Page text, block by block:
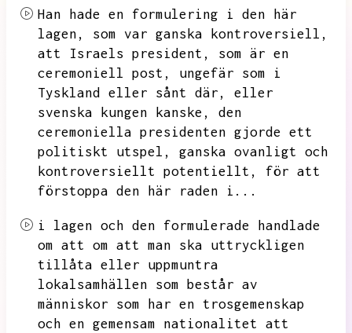
Han hade en formulering i den här
lagen,
som var ganska kontroversiell,
att Israels president,
som är en
ceremoniell post,
ungefär som i
Tyskland eller sånt där,
eller
svenska kungen kanske,
den
ceremoniella presidenten gjorde ett
politiskt utspel,
ganska ovanligt och
kontroversiellt potentiellt,
för att
förstoppa den här raden i...
i lagen och den formulerade handlade
om att om att man ska uttryckligen
tillåta eller uppmuntra
lokalsamhällen som består av
människor som har en trosgemenskap
och en gemensam nationalitet att